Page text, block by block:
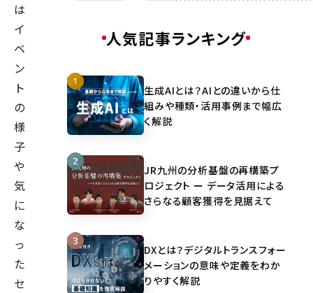
は
イ
ベ
ン
ト
の
様
子
や
気
に
な
っ
た
セ
人気記事ランキング
生成AIとは？AIとの違いから仕
組みや種類・活用事例まで幅広
く解説
JR九州の分析基盤の再構築プ
ロジェクト ー データ活用による
さらなる顧客獲得を見据えて
DXとは？デジタルトランスフォー
メーションの意味や定義をわか
りやすく解説